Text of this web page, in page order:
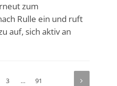
zum
Rulle ein und ruft
auf, sich aktiv an
3 … 91